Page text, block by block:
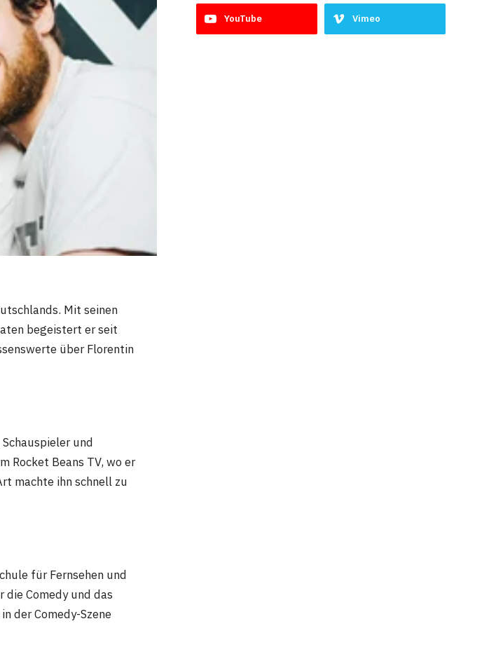
Mit seinen
begeistert er seit
über Florentin
und
Rocket Beans TV, wo er
machte ihn schnell zu
für Fernsehen und
Comedy und das
der Comedy-Szene
YouTube Vimeo